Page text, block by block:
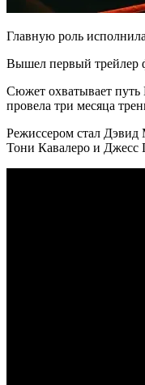
Главную роль
Вышел первый трейлер
Сюжет охватывает
провела три месяца
Режиссером стал
Тони Кавалеро и Джесс